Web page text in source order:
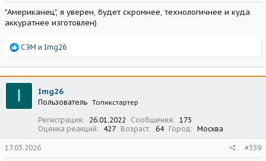
"Американец", я уверен, будет скромнее, технологичнее и куда
аккуратнее изготовлен)
Р
а
к
ц
СЭМ и Img26
I Img26
Пользователь Топикстартер
Регистрация 26.01.2022 Сообщения
175
Оценка реакций
427 Возраст 64 Город Москва
17.03.2026 #359